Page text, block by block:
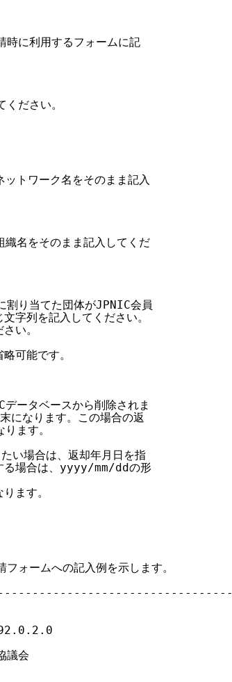
に利用するフォームに記
ださい。
トワーク名をそのまま記入
名をそのまま記入してくだ
割り当てた団体がJPNIC会員
字列を記入してください。
い。
可能です。
ータベースから削除されま
になります。この場合の返
ます。
い場合は、返却年月日を指
る場合は、yyyy/mm/ddの形
ます。
ォームへの記入例を示します。
会